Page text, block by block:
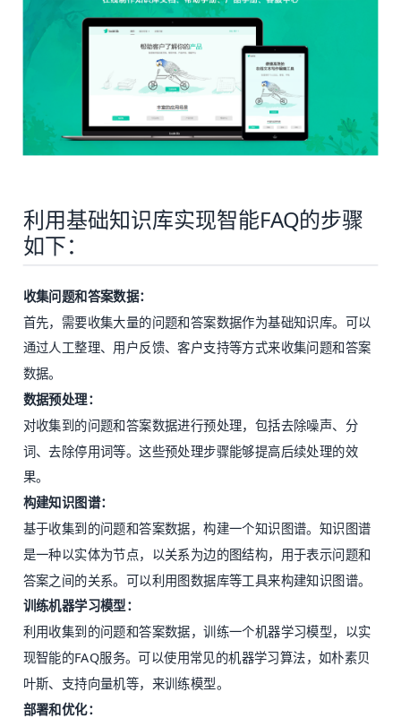
利用基础知识库实现智能FAQ的步骤
如下：
收集问题和答案数据：
首先，需要收集大量的问题和答案数据作为基础知识库。可以
通过人工整理、用户反馈、客户支持等方式来收集问题和答案
数据。
数据预处理：
对收集到的问题和答案数据进行预处理，包括去除噪声、分
词、去除停用词等。这些预处理步骤能够提高后续处理的效
果。
构建知识图谱：
基于收集到的问题和答案数据，构建一个知识图谱。知识图谱
是一种以实体为节点，以关系为边的图结构，用于表示问题和
答案之间的关系。可以利用图数据库等工具来构建知识图谱。
训练机器学习模型：
利用收集到的问题和答案数据，训练一个机器学习模型，以实
现智能的FAQ服务。可以使用常见的机器学习算法，如朴素贝
叶斯、支持向量机等，来训练模型。
部署和优化：